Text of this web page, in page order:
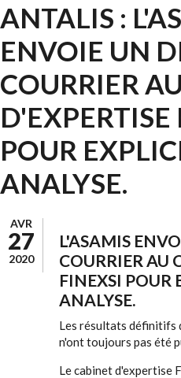
ANTALIS :
ENVOIE UN
COURRIER
D'EXPERTISE
POUR
ANALYSE.
AVR
27
2020
L'ASAMIS
COURRIER AU
FINEXSI POUR
ANALYSE.
Les résultats définitifs
n'ont toujours pas été
Le cabinet d'expertise